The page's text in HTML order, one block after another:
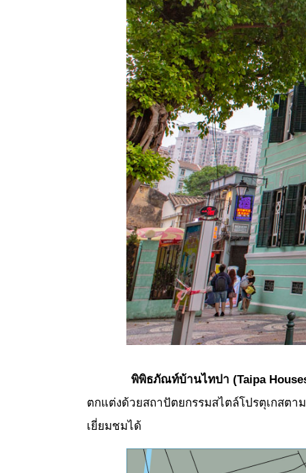
พิพิธภัณท์บ้านไทปา (Taipa
ตกแต่งด้วยสถาปัตยกรรมสไตล์โปรตุเกสตา
เยี่ยมชมได้